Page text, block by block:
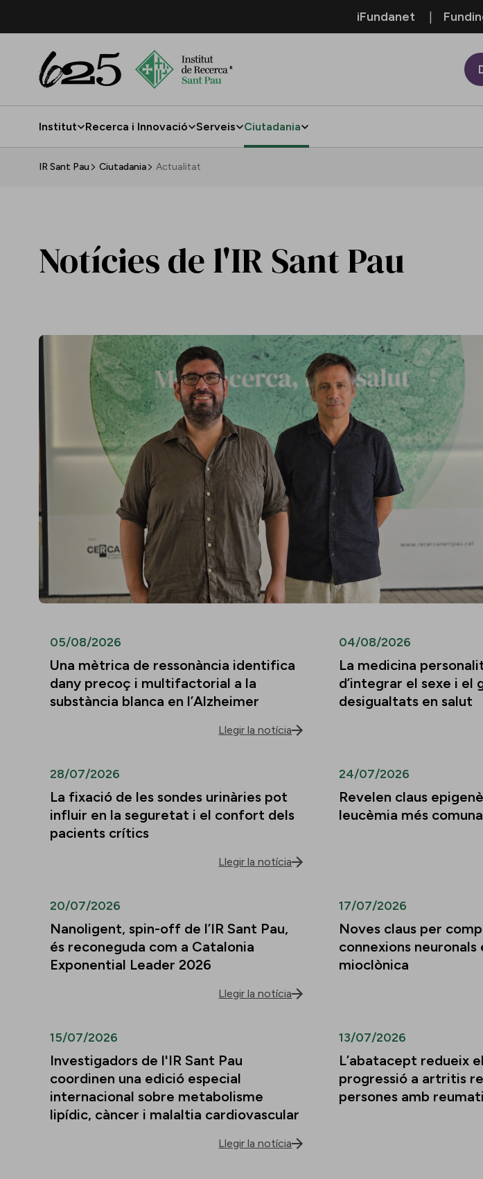
iFundanet
Institut Recerca i Innovació Serveis Ciutadania
IR Sant Pau Ciutadania Actualitat
Notícies de l'IR Sant Pau
05/08/2026
Una mètrica de ressonància identifica
dany precoç i multifactorial a la
substància blanca en l’Alzheimer
Llegir la notícia
04/08/2026
La medicina
d’integrar el sexe i el
desigualtats en salut
28/07/2026
La fixació de les sondes urinàries pot
influir en la seguretat i el confort dels
pacients crítics
Llegir la notícia
24/07/2026
Revelen claus
leucèmia més
20/07/2026
Nanoligent, spin-off de l’IR Sant Pau,
és reconeguda com a Catalonia
Exponential Leader 2026
Llegir la notícia
17/07/2026
Noves claus per
connexions neuronals
mioclònica
15/07/2026
Investigadors de l'IR Sant Pau
coordinen una edició especial
internacional sobre metabolisme
lipídic, càncer i malaltia cardiovascular
Llegir la notícia
13/07/2026
L’abatacept redueix
progressió a artritis
persones amb